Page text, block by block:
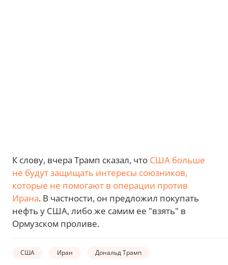
К слову, вчера Трамп сказал, что США больше
не будут защищать интересы союзников,
которые не помогают в операции против
Ирана. В частности, он предложил покупать
нефть у США, либо же самим ее "взять" в
Ормузском проливе.
США Иран Дональд Трамп